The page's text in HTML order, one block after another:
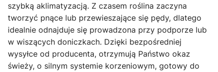
szybką aklimatyzacją. Z czasem roślina zaczyna
tworzyć pnące lub przewieszające się pędy, dlatego
idealnie odnajduje się prowadzona przy podporze lub
w wiszących doniczkach. Dzięki bezpośredniej
wysyłce od producenta, otrzymują Państwo okaz
świeży, o silnym systemie korzeniowym, gotowy do